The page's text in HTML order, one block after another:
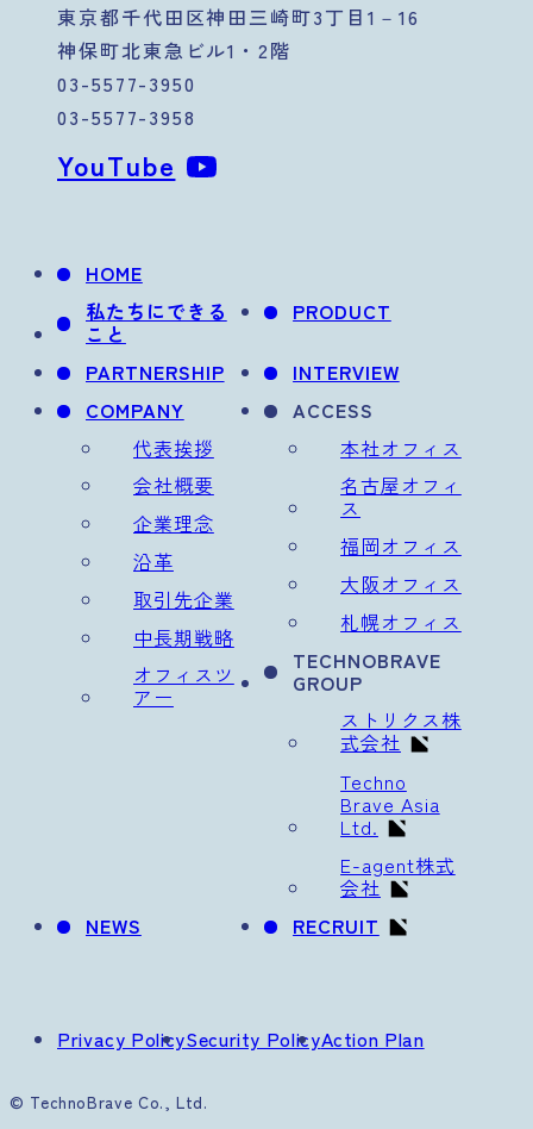
東京都千代田区神田三崎町3丁目1－16
神保町北東急ビル1・2階
03-5577-3950
03-5577-3958
YouTube
HOME
私たちにできる
こと
PRODUCT
PARTNERSHIP
INTERVIEW
COMPANY
代表挨拶
会社概要
企業理念
沿革
取引先企業
中長期戦略
オフィスツ
アー
ACCESS
本社オフィス
名古屋オフィ
ス
福岡オフィス
大阪オフィス
札幌オフィス
TECHNOBRAVE
GROUP
ストリクス株
式会社
Techno
Brave Asia
Ltd.
E-agent株式
会社
NEWS
RECRUIT
Privacy PolicySecurity PolicyAction Plan
© TechnoBrave Co., Ltd.